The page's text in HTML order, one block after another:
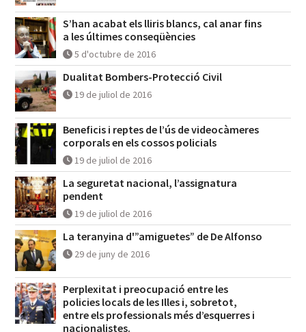
S’han acabat els lliris blancs, cal anar fins
a les últimes conseqüències
5 d'octubre de 2016
19 de juliol de 2016
Beneficis i reptes de l’ús de videocàmeres
corporals en els cossos policials
19 de juliol de 2016
La seguretat nacional, l’assignatura
pendent
19 de juliol de 2016
La teranyina d'”amiguetes” de De Alfonso
29 de juny de 2016
Perplexitat i preocupació entre les
policies locals de les Illes i, sobretot,
entre els professionals més d’esquerres i